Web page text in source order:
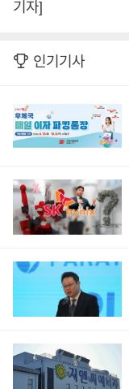
기자]
인기기사